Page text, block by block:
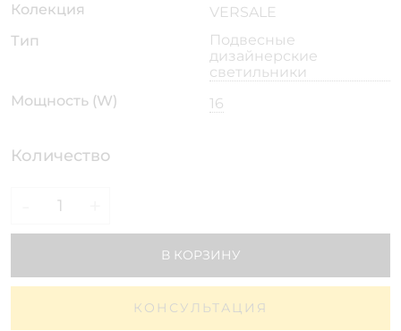
Колекция
VERSALE
Тип
Подвесные
дизайнерские
светильники
Мощность (W)
16
Количество
В КОРЗИНУ
КОНСУЛЬТАЦИЯ